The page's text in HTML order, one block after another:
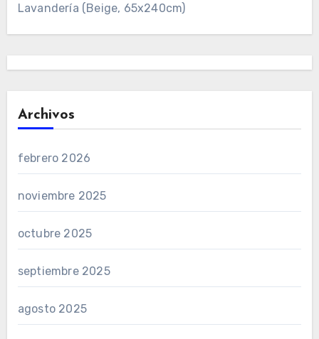
Lavandería (Beige, 65x240cm)
Archivos
febrero 2026
noviembre 2025
octubre 2025
septiembre 2025
agosto 2025